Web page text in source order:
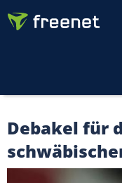
Debakel für